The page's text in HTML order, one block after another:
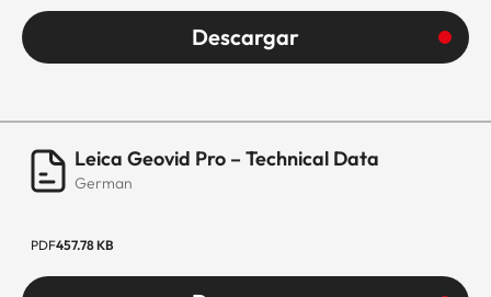
Descargar
Leica Geovid Pro – Technical Data
German
PDF457.78 KB